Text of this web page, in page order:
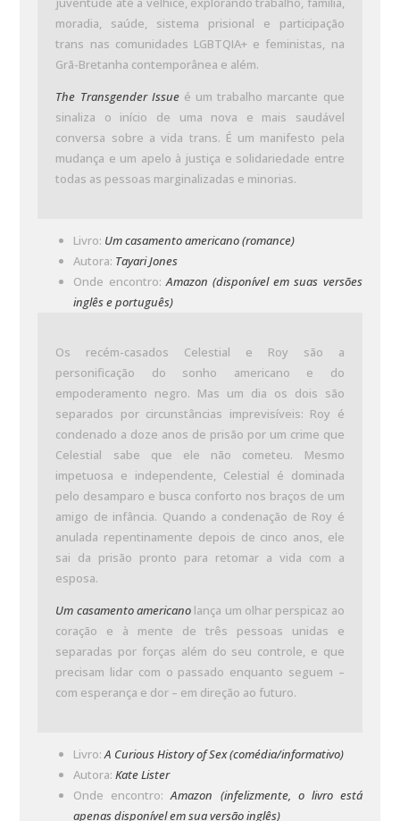
moradia, saúde, sistema prisional e participação
trans nas comunidades LGBTQIA+ e feministas, na
Grã-Bretanha contemporânea e além.
The Transgender Issue é um trabalho marcante que
sinaliza o início de uma nova e mais saudável
conversa sobre a vida trans. É um manifesto pela
mudança e um apelo à justiça e solidariedade entre
todas as pessoas marginalizadas e minorias.
Livro: Um casamento americano (romance)
Autora: Tayari Jones
Onde encontro:Amazon (disponível em suas versões
inglês e português)
Os recém-casados Celestial e Roy são a
personificação do sonho americano e do
empoderamento negro. Mas um dia os dois são
separados por circunstâncias imprevisíveis: Roy é
condenado a doze anos de prisão por um crime que
Celestial sabe que ele não cometeu. Mesmo
impetuosa e independente, Celestial é dominada
pelo desamparo e busca conforto nos braços de um
amigo de infância. Quando a condenação de Roy é
anulada repentinamente depois de cinco anos, ele
sai da prisão pronto para retomar a vida com a
esposa.
Um casamento americano lança um olhar perspicaz ao
coração e à mente de três pessoas unidas e
separadas por forças além do seu controle, e que
precisam lidar com o passado enquanto seguem –
com esperança e dor – em direção ao futuro.
Livro:A Curious History of Sex (comédia/informativo)
Autora:Kate Lister
Onde encontro:Amazon (infelizmente, o livro está
apenas disponível em sua versão inglês)